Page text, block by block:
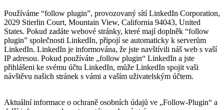
Používáme “follow plugin”, provozovaný sítí LinkedIn Corporation,
2029 Stierlin Court, Mountain View, California 94043, United
States. Pokud zadáte webové stránky, které mají doplněk “follow
plugin” společnosti LinkedIn, připojí se automaticky k serverům
LinkedIn. LinkedIn je informována, že jste navštívili náš web s vaší
IP adresou. Pokud používáte „follow plugin“ LinkedIn a jste
přihlášeni ke svému účtu LinkedIn, může LinkedIn spojit vaši
návštěvu našich stránek s vámi a vaším uživatelským účtem.
Aktuální informace o ochraně osobních údajů ve „Follow-Plugin“ a